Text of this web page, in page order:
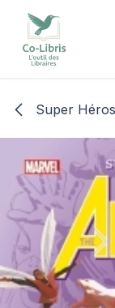
Se rendre au
Super Héros